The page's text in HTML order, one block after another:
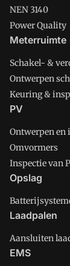
NEN 3140
Power Quality
Meterruimte
Schakel- &
Ontwerpen
Keuring &
PV
Ontwerpen en
Omvormers
Inspectie van
Opslag
Laadpalen
Aansluiten
EMS